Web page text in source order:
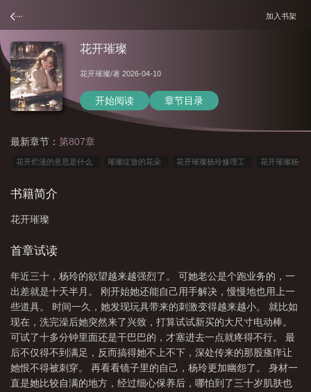
加入书架
花开璀璨
花开璀璨/著 2026-04-10
开始阅读 章节目录
最新章节： 第807章
花开烂漫的意思是什么 璀璨绽放的花朵 花开璀璨杨玲修理工 花开璀璨杨
放 花开璀璨杨玲刘华
华和杨玲的精彩互动
章节_第352章第1页_130 花开的绚烂下一句 花开世界一片灿烂 花开璀璨的
全部 花开璀璨王大海芷晴 花开璀璨杨玲修理工后续 花开璀璨在线阅
读 花开璀璨全文免费阅读 花开璀璨杨玲免费阅读 花开璀璨 笔趣阁
开绚烂 花开璀璨全集免费 花开璀璨全文免费阅读_花开璀璨(花开璀璨)_131中
文 花开璀璨维修工 花开璀璨全文目录 花开璀璨杨玲修理工大结局 花开
璀璨杨玲刘华在线阅读 绚烂花开 花开绚烂花落淡然的意思 花开惊艳了时
书籍简介
花开璀璨
首章试读
年近三十，杨玲的欲望越来越强烈了。 可她老公是个跑业务的，一
出差就是十天半月。 刚开始她还能自己用手解决，慢慢地也用上一
些道具。 时间一久，她发现玩具带来的刺激变得越来越小。 就比如
现在，洗完澡后她突然来了兴致，打算试试新买的大尺寸电动棒。
可试了十多分钟里面还是干巴巴的，才塞进去一点就疼得不行。 最
后不仅得不到满足，反而搞得她不上不下，深处传来的那股瘙痒让
她恨不得被刺穿。 再看看镜子里的自己，杨玲更加幽怨了。 身材一
直是她比较自满的地方，经过细心保养后，哪怕到了三十岁肌肤也